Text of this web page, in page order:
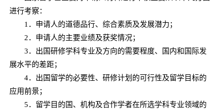
进行考察：
1．申请人的道德品行、综合素质及发展潜力；
2．申请人的主要业绩及获奖情况；
3．出国研修学科专业及方向的需要程度、国内和国际发
展水平的差距；
4．出国留学的必要性、研修计划的可行性及留学目标的
应用前景；
5．留学目的国、机构及合作学者在所选学科专业领域的